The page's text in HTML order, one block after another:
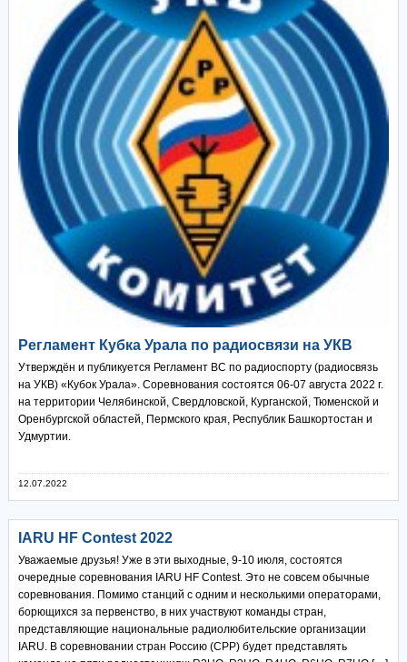
Регламент Кубка Урала по радиосвязи на УКВ
Утверждён и публикуется Регламент ВС по радиоспорту (радиосвязь
на УКВ) «Кубок Урала». Соревнования состоятся 06-07 августа 2022 г.
на территории Челябинской, Свердловской, Курганской, Тюменской и
Оренбургской областей, Пермского края, Республик Башкортостан и
Удмуртии.
12.07.2022
IARU HF Contest 2022
Уважаемые друзья! Уже в эти выходные, 9-10 июля, состоятся
очередные соревнования IARU HF Contest. Это не совсем обычные
соревнования. Помимо станций с одним и несколькими операторами,
борющихся за первенство, в них участвуют команды стран,
представляющие национальные радиолюбительские организации
IARU. В соревновании стран Россию (СРР) будет представлять